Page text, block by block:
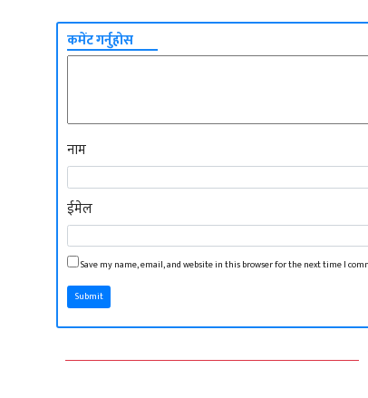
कमेंट गर्नुहोस
नाम
ईमेल
Save my name, email, and website in this browser for the next time I
Submit